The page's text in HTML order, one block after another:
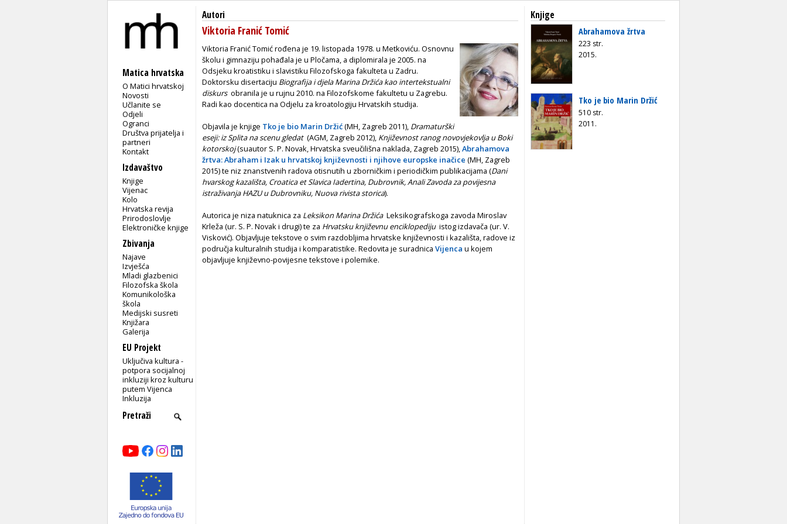
Matica hrvatska
O Matici hrvatskoj
Novosti
Učlanite se
Odjeli
Ogranci
Društva prijatelja i
partneri
Kontakt
Izdavaštvo
Knjige
Vijenac
Kolo
Hrvatska revija
Prirodoslovlje
Elektroničke knjige
Zbivanja
Najave
Izvješća
Mladi glazbenici
Filozofska škola
Komunikološka
škola
Medijski susreti
Knjižara
Galerija
EU Projekt
Uključiva kultura -
potpora socijalnoj
inkluziji kroz kulturu
putem Vijenca
Inkluzija
Autori
Viktoria Franić Tomić
Viktoria Franić Tomić rođena je 19. listopada 1978. u Metkoviću. Osnovnu
školu i gimnaziju pohađala je u Pločama, a diplomirala je 2005. na
Odsjeku kroatistiku i slavistiku Filozofskoga fakulteta u Zadru.
Doktorsku disertaciju Biografija i djela Marina Držića kao intertekstualni
diskurs obranila je u rujnu 2010. na Filozofskome fakultetu u Zagrebu.
Radi kao docentica na Odjelu za kroatologiju Hrvatskih studija.
Objavila je knjige Tko je bio Marin Držić(MH, Zagreb 2011), Dramaturški
eseji: iz Splita na scenu gledat(AGM, Zagreb 2012), Književnost ranog novovjekovlja u Boki
kotorskoj(suautor S. P. Novak, Hrvatska sveučilišna naklada, Zagreb 2015),Abrahamova
žrtva: Abraham i Izak u hrvatskoj književnosti i njihove europske inačice (MH, Zagreb
2015) te niz znanstvenih radova otisnutih u zborničkim i periodičkim publikacijama (Dani
hvarskog kazališta, Croatica et Slavica Iadertina, Dubrovnik, Anali Zavoda za povijesna
istraživanja HAZU u Dubrovniku, Nuova rivista storica).
Autorica je niza natuknica za Leksikon Marina Držića Leksikografskoga zavoda Miroslav
Krleža (ur. S. P. Novak i drugi) te za Hrvatsku književnu enciklopediju istog izdavača (ur. V.
Visković). Objavljuje tekstove o svim razdobljima hrvatske književnosti i kazališta, radove iz
područja kulturalnih studija i komparatistike. Redovita je suradnica Vijenca u kojem
objavljuje književno-povijesne tekstove i polemike.
Knjige
Abrahamova žrtva
223 str.
2015.
Tko je bio Marin Držić
510 str.
2011.